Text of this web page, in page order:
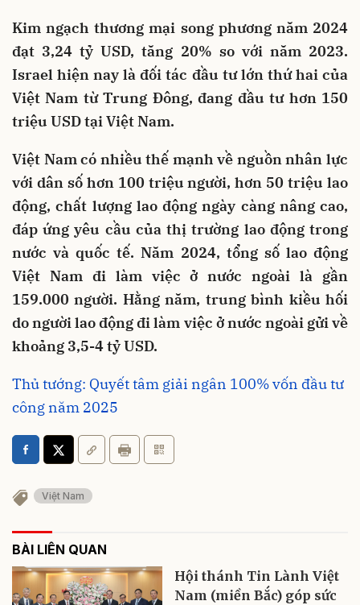
Kim ngạch thương mại song phương năm 2024
đạt 3,24 tỷ USD, tăng 20% so với năm 2023.
Israel hiện nay là đối tác đầu tư lớn thứ hai của
Việt Nam từ Trung Đông, đang đầu tư hơn 150
triệu USD tại Việt Nam.
Việt Nam có nhiều thế mạnh về nguồn nhân lực
với dân số hơn 100 triệu người, hơn 50 triệu lao
động, chất lượng lao động ngày càng nâng cao,
đáp ứng yêu cầu của thị trường lao động trong
nước và quốc tế. Năm 2024, tổng số lao động
Việt Nam đi làm việc ở nước ngoài là gần
159.000 người. Hằng năm, trung bình kiều hối
do người lao động đi làm việc ở nước ngoài gửi về
khoảng 3,5-4 tỷ USD.
Thủ tướng: Quyết tâm giải ngân 100% vốn đầu tư
công năm 2025
Việt Nam
BÀI LIÊN QUAN
Hội thánh Tin Lành Việt
Nam (miền Bắc) góp sức